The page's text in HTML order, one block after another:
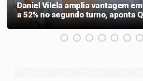
Daniel Vilela amplia vantagem
a 52% no segundo turno, aponta